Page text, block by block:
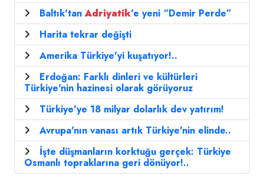
Baltık'tanAdriyatik'e yeni “Demir Perde”
Harita tekrar değişti
Amerika Türkiye'yi kuşatıyor!..
Erdoğan: Farklı dinleri ve kültürleri
Türkiye'nin hazinesi olarak görüyoruz
Türkiye'ye 18 milyar dolarlık dev yatırım!
Avrupa'nın vanası artık Türkiye'nin elinde..
İşte düşmanların korktuğu gerçek: Türkiye
Osmanlı topraklarına geri dönüyor!..